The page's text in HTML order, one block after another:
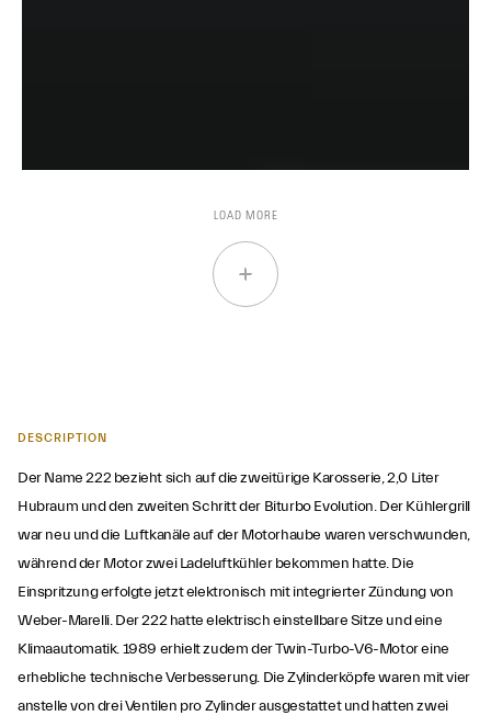
LOAD MORE
DESCRIPTION
Der Name 222 bezieht sich auf die zweitürige Karosserie, 2,0 Liter
Hubraum und den zweiten Schritt der Biturbo Evolution. Der Kühlergrill
war neu und die Luftkanäle auf der Motorhaube waren verschwunden,
während der Motor zwei Ladeluftkühler bekommen hatte. Die
Einspritzung erfolgte jetzt elektronisch mit integrierter Zündung von
Weber-Marelli. Der 222 hatte elektrisch einstellbare Sitze und eine
Klimaautomatik. 1989 erhielt zudem der Twin-Turbo-V6-Motor eine
erhebliche technische Verbesserung. Die Zylinderköpfe waren mit vier
anstelle von drei Ventilen pro Zylinder ausgestattet und hatten zwei